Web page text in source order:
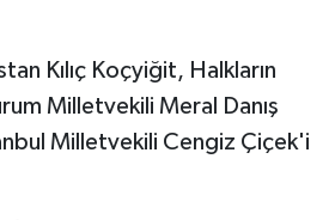
Kılıç Koçyiğit, Halkların
Milletvekili Meral Danış
Milletvekili Cengiz Çiçek'i